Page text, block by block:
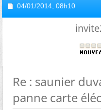
04/01/2014, 08h10
Re : saunier
panne carte